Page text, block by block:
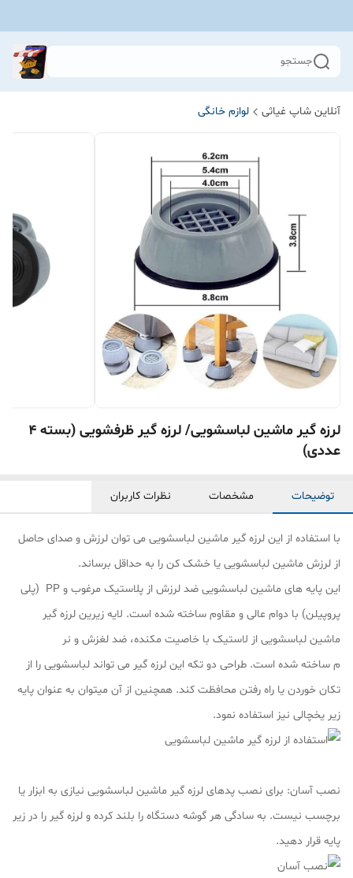
جستجو
آنلاین شاپ غیاثی لوازم خانگی
لرزه گیر ماشین لباسشویی/ لرزه گیر ظرفشویی (بسته ۴
عددی)
توضیحات مشخصات نظرات کاربران
با استفاده از این لرزه گیر ماشین لباسشویی می توان لرزش و صدای حاصل
از لرزش ماشین لباسشویی یا خشک کن را به حداقل برساند.
این پایه های ماشین لباسشویی ضد لرزش از پلاستیک مرغوب و PP (پلی
پروپیلن) با دوام عالی و مقاوم ساخته شده است. لایه زیرین لرزه گیر
ماشین لباسشویی از لاستیک با خاصیت مکنده، ضد لغزش و نر
م ساخته شده است. طراحی دو تکه این لرزه گیر می تواند لباسشویی را از
تکان خوردن یا راه رفتن محافظت کند. همچنین از آن میتوان به عنوان پایه
زیر یخچالی نیز استفاده نمود.
نصب آسان: برای نصب پدهای لرزه گیر ماشین لباسشویی نیازی به ابزار یا
برچسب نیست. به سادگی هر گوشه دستگاه را بلند کرده و لرزه گیر را در زیر
پایه قرار دهید.